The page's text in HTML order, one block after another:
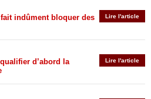
Lire l'article
indûment bloquer des
Lire l'article
d’abord la